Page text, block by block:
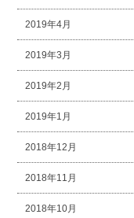
2019年4月
2019年3月
2019年2月
2019年1月
2018年12月
2018年11月
2018年10月